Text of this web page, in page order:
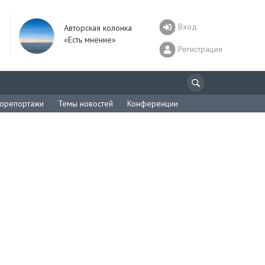
Авторская колонка
«Есть мнение»
Вход
Регистрация
Темы новостей Конференции